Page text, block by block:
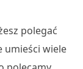
polegać
umieści wiele